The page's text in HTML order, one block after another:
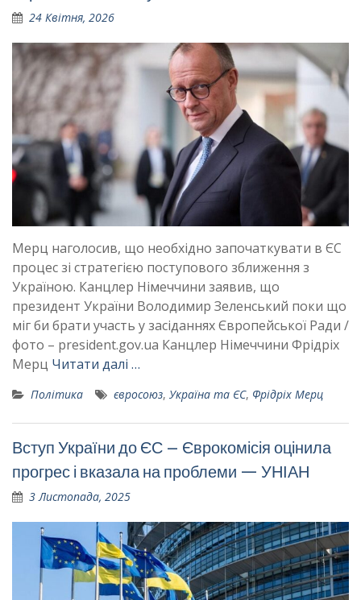
24 Квітня, 2026
Мерц наголосив, що необхідно започаткувати в ЄС
процес зі стратегією поступового зближення з
Україною. Канцлер Німеччини заявив, що
президент України Володимир Зеленський поки що
міг би брати участь у засіданнях Європейської Ради /
фото – president.gov.ua Канцлер Німеччини Фрідріх
Мерц Читати далі …
Політика євросоюз, Україна та ЄС, Фрідріх Мерц
Вступ України до ЄС – Єврокомісія оцінила
прогрес і вказала на проблеми — УНІАН
3 Листопада, 2025